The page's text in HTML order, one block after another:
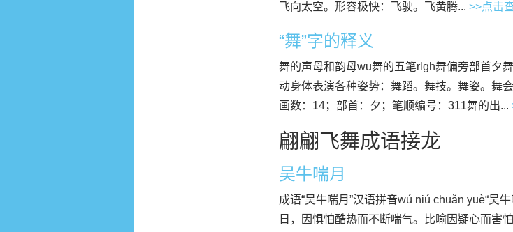
飞向太空。形容极快：飞驶。飞黄腾... >>点击
“舞”字的释义
舞的声母和韵母wu舞的五笔rlgh舞偏旁部首夕
动身体表演各种姿势：舞蹈。舞技。舞姿。舞
画数：14；部首：夕；笔顺编号：311舞的出...
翩翩飞舞成语接龙
吴牛喘月
成语“吴牛喘月”汉语拼音wú niú chuǎn yuè“吴
日，因惧怕酷热而不断喘气。比喻因疑心而害